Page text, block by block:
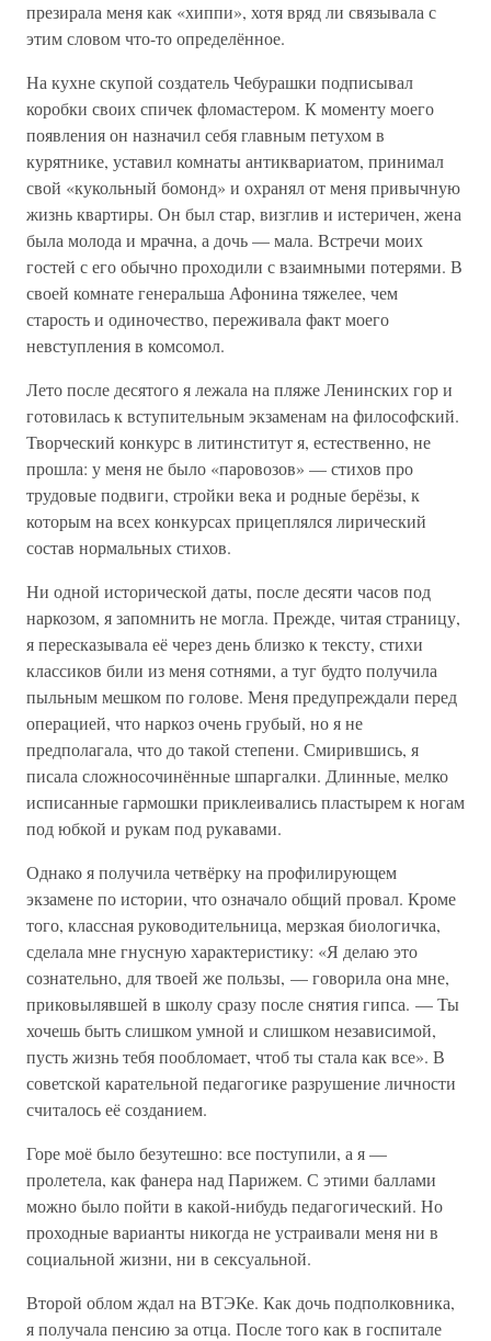
презирала меня как «хиппи», хотя вряд ли связывала с
этим словом что-то определённое.
На кухне скупой создатель Чебурашки подписывал
коробки своих спичек фломастером. К моменту моего
появления он назначил себя главным петухом в
курятнике, уставил комнаты антиквариатом, принимал
свой «кукольный бомонд» и охранял от меня привычную
жизнь квартиры. Он был стар, визглив и истеричен, жена
была молода и мрачна, а дочь — мала. Встречи моих
гостей с его обычно проходили с взаимными потерями. В
своей комнате генеральша Афонина тяжелее, чем
старость и одиночество, переживала факт моего
невступления в комсомол.
Лето после десятого я лежала на пляже Ленинских гор и
готовилась к вступительным экзаменам на философский.
Творческий конкурс в литинститут я, естественно, не
прошла: у меня не было «паровозов» — стихов про
трудовые подвиги, стройки века и родные берёзы, к
которым на всех конкурсах прицеплялся лирический
состав нормальных стихов.
Ни одной исторической даты, после десяти часов под
наркозом, я запомнить не могла. Прежде, читая страницу,
я пересказывала её через день близко к тексту, стихи
классиков били из меня сотнями, а туг будто получила
пыльным мешком по голове. Меня предупреждали перед
операцией, что наркоз очень грубый, но я не
предполагала, что до такой степени. Смирившись, я
писала сложносочинённые шпаргалки. Длинные, мелко
исписанные гармошки приклеивались пластырем к ногам
под юбкой и рукам под рукавами.
Однако я получила четвёрку на профилирующем
экзамене по истории, что означало общий провал. Кроме
того, классная руководительница, мерзкая биологичка,
сделала мне гнусную характеристику: «Я делаю это
сознательно, для твоей же пользы, — говорила она мне,
приковылявшей в школу сразу после снятия гипса. — Ты
хочешь быть слишком умной и слишком независимой,
пусть жизнь тебя пообломает, чтоб ты стала как все». В
советской карательной педагогике разрушение личности
считалось её созданием.
Горе моё было безутешно: все поступили, а я —
пролетела, как фанера над Парижем. С этими баллами
можно было пойти в какой-нибудь педагогический. Но
проходные варианты никогда не устраивали меня ни в
социальной жизни, ни в сексуальной.
Второй облом ждал на ВТЭКе. Как дочь подполковника,
я получала пенсию за отца. После того как в госпитале